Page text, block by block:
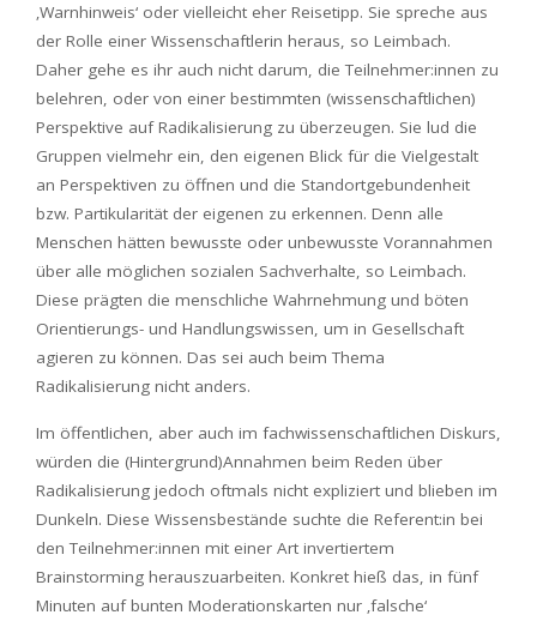
‚Warnhinweis‘ oder vielleicht eher Reisetipp. Sie spreche aus
der Rolle einer Wissenschaftlerin heraus, so Leimbach.
Daher gehe es ihr auch nicht darum, die Teilnehmer:innen zu
belehren, oder von einer bestimmten (wissenschaftlichen)
Perspektive auf Radikalisierung zu überzeugen. Sie lud die
Gruppen vielmehr ein, den eigenen Blick für die Vielgestalt
an Perspektiven zu öffnen und die Standortgebundenheit
bzw. Partikularität der eigenen zu erkennen. Denn alle
Menschen hätten bewusste oder unbewusste Vorannahmen
über alle möglichen sozialen Sachverhalte, so Leimbach.
Diese prägten die menschliche Wahrnehmung und böten
Orientierungs- und Handlungswissen, um in Gesellschaft
agieren zu können. Das sei auch beim Thema
Radikalisierung nicht anders.
Im öffentlichen, aber auch im fachwissenschaftlichen Diskurs,
würden die (Hintergrund)Annahmen beim Reden über
Radikalisierung jedoch oftmals nicht expliziert und blieben im
Dunkeln. Diese Wissensbestände suchte die Referent:in bei
den Teilnehmer:innen mit einer Art invertiertem
Brainstorming herauszuarbeiten. Konkret hieß das, in fünf
Minuten auf bunten Moderationskarten nur ‚falsche‘